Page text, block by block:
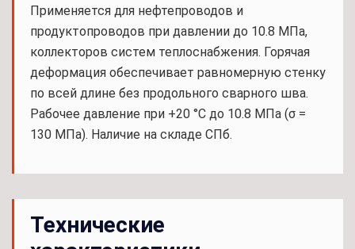
Применяется для нефтепроводов и
продуктопроводов при давлении до 10.8 МПа,
коллекторов систем теплоснабжения. Горячая
деформация обеспечивает равномерную стенку
по всей длине без продольного сварного шва.
Рабочее давление при +20 °С до 10.8 МПа (σ =
130 МПа). Наличие на складе СПб.
Технические